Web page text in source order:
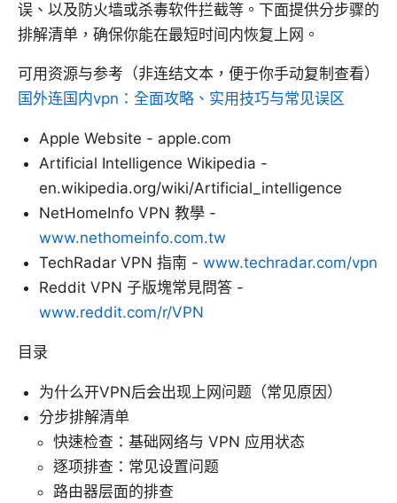
误、以及防火墙或杀毒软件拦截等。下面提供分步骤的
排解清单，确保你能在最短时间内恢复上网。
可用资源与参考（非连结文本，便于你手动复制查看）
国外连国内vpn：全面攻略、实用技巧与常见误区
Apple Website - apple.com
Artificial Intelligence Wikipedia -
en.wikipedia.org/wiki/Artificial_intelligence
NetHomeInfo VPN 教學 -
www.nethomeinfo.com.tw
TechRadar VPN 指南 - www.techradar.com/vpn
Reddit VPN 子版塊常見問答 -
www.reddit.com/r/VPN
目录
为什么开VPN后会出现上网问题（常见原因）
分步排解清单
快速检查：基础网络与 VPN 应用状态
逐项排查：常见设置问题
路由器层面的排查